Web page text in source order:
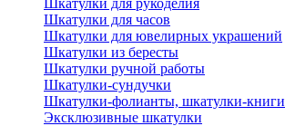
Шкатулки для рукоделия
Шкатулки для часов
Шкатулки для ювелирных украшений
Шкатулки из бересты
Шкатулки ручной работы
Шкатулки-сундучки
Шкатулки-фолианты, шкатулки-книги
Эксклюзивные шкатулки